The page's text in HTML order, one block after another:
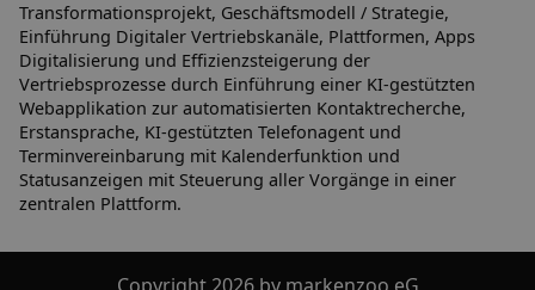
Transformationsprojekt, Geschäftsmodell / Strategie,
Einführung Digitaler Vertriebskanäle, Plattformen, Apps
Digitalisierung und Effizienzsteigerung der
Vertriebsprozesse durch Einführung einer KI-gestützten
Webapplikation zur automatisierten Kontaktrecherche,
Erstansprache, KI-gestützten Telefonagent und
Terminvereinbarung mit Kalenderfunktion und
Statusanzeigen mit Steuerung aller Vorgänge in einer
zentralen Plattform.